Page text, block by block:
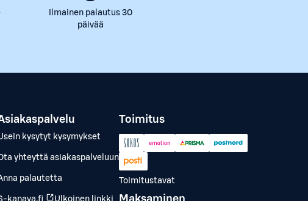
Ilmainen palautus 30
päivää
kysytyt kysymykset
yhteyttä asiakaspalveluun
palautetta
kanava.fi Ulkoinen linkki
Toimitus
Toimitustavat
Maksaminen